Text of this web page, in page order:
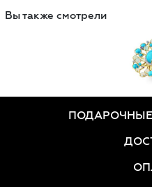
Вы также смотрели